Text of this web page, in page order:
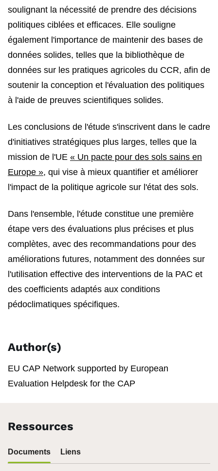
soulignant la nécessité de prendre des décisions
politiques ciblées et efficaces. Elle souligne
également l'importance de maintenir des bases de
données solides, telles que la bibliothèque de
données sur les pratiques agricoles du CCR, afin de
soutenir la conception et l'évaluation des politiques
à l'aide de preuves scientifiques solides.
Les conclusions de l'étude s'inscrivent dans le cadre
d'initiatives stratégiques plus larges, telles que la
mission de l'UE « Un pacte pour des sols sains en
Europe », qui vise à mieux quantifier et améliorer
l'impact de la politique agricole sur l'état des sols.
Dans l'ensemble, l'étude constitue une première
étape vers des évaluations plus précises et plus
complètes, avec des recommandations pour des
améliorations futures, notamment des données sur
l'utilisation effective des interventions de la PAC et
des coefficients adaptés aux conditions
pédoclimatiques spécifiques.
Author(s)
EU CAP Network supported by European
Evaluation Helpdesk for the CAP
Ressources
Documents Liens